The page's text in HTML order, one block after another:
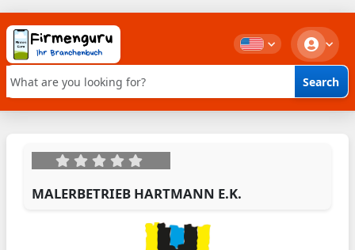
Keyword search Search
MALERBETRIEB HARTMANN E.K.